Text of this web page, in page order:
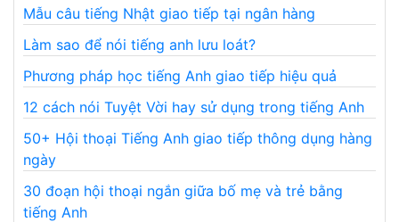
Mẫu câu tiếng Nhật giao tiếp tại ngân hàng
Làm sao để nói tiếng anh lưu loát?
Phương pháp học tiếng Anh giao tiếp hiệu quả
12 cách nói Tuyệt Vời hay sử dụng trong tiếng Anh
50+ Hội thoại Tiếng Anh giao tiếp thông dụng hàng
ngày
30 đoạn hội thoại ngắn giữa bố mẹ và trẻ bằng
tiếng Anh